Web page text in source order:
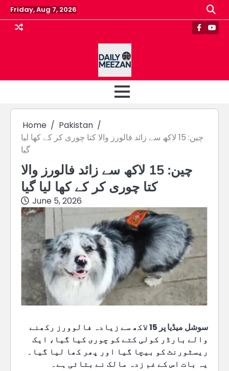
Skip
to
content
Friday, Aug 7, 2026
Home
Pakistan
چین: 15 لاکھ سے زائد فالورز والا کتا چوری کر کے کھا لیا
گیا
چین: 15 لاکھ سے زائد فالورز والا
کتا چوری کر کے کھا لیا گیا
June 5, 2026
سوشل میڈیا پر 15 لاکھ سے زیادہ فالوورز رکھنے
والے بارڈر کولی کتے کو چوری کیا گیا، ایک
ریسٹورنٹ کو بیچا گیا اور پھر کھا لیا گیا۔
یہ بات اس کے غم زدہ مالک نے بتائی ہے۔